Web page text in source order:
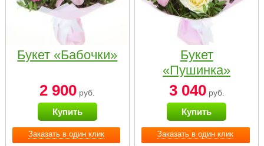
Заказать в один клик
Букет «Бабочки»
2 900 руб.
Купить
Заказать в один клик
Букет
«Пушинка»
3 040руб.
Купить